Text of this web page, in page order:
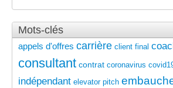
Mots-clés
appels d'offres carrière client final
consultant contrat coronavirus
indépendant elevator pitch